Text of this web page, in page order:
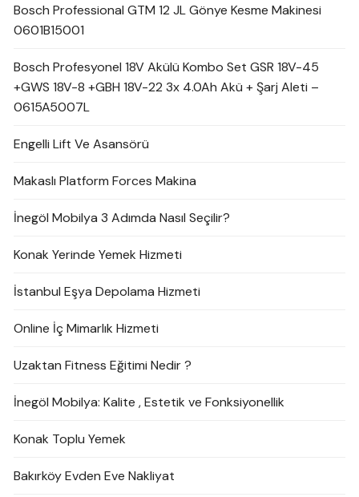
Bosch Professional GTM 12 JL Gönye Kesme Makinesi
0601B15001
Bosch Profesyonel 18V Akülü Kombo Set GSR 18V-45
+GWS 18V-8 +GBH 18V-22 3x 4.0Ah Akü + Şarj Aleti –
0615A5007L
Engelli Lift Ve Asansörü
Makaslı Platform Forces Makina
İnegöl Mobilya 3 Adımda Nasıl Seçilir?
Konak Yerinde Yemek Hizmeti
İstanbul Eşya Depolama Hizmeti
Online İç Mimarlık Hizmeti
Uzaktan Fitness Eğitimi Nedir ?
İnegöl Mobilya: Kalite , Estetik ve Fonksiyonellik
Konak Toplu Yemek
Bakırköy Evden Eve Nakliyat